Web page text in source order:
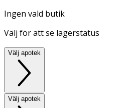
Ingen vald butik
Välj för att se lagerstatus
Välj apotek
Välj apotek